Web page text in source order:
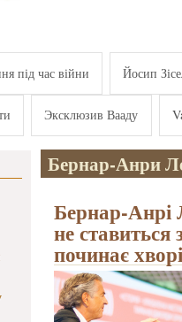
під час війни Йосип
Эксклюзив Вааду
Бернар-Анри
Бернар-Анрі
не
починає